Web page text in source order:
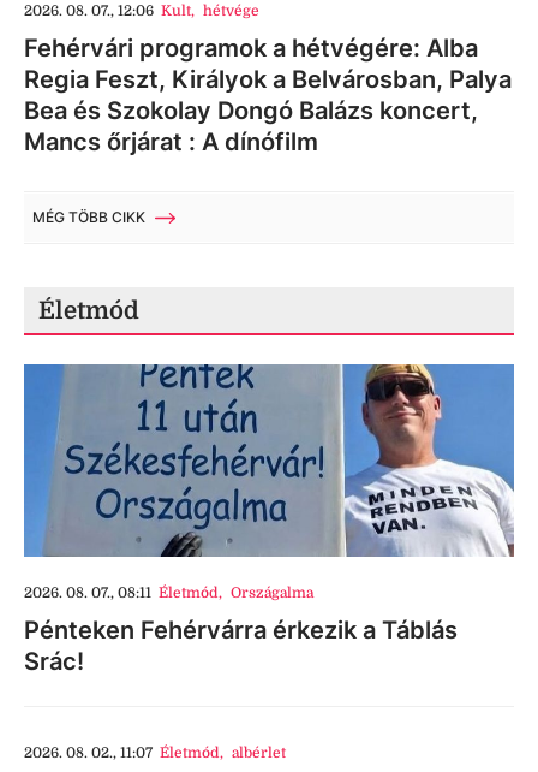
2026. 08. 07., 12:06 Kult, hétvége
Fehérvári programok a hétvégére: Alba
Regia Feszt, Királyok a Belvárosban, Palya
Bea és Szokolay Dongó Balázs koncert,
Mancs őrjárat : A dínófilm
MÉG TÖBB CIKK
Életmód
2026. 08. 07., 08:11 Életmód, Országalma
Pénteken Fehérvárra érkezik a Táblás
Srác!
2026. 08. 02., 11:07 Életmód, albérlet